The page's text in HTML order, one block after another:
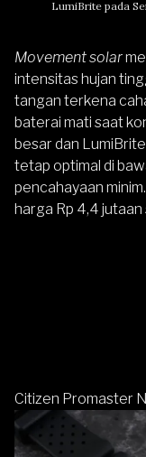
LumiBrite pada
Movement solar
intensitas hujan
tangan terkena
baterai mati saat
besar dan
tetap optimal di
pencahayaan
harga Rp 4,4 jutaan
Citizen Promaster